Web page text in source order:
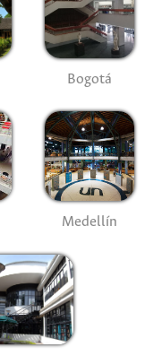
Bogotá
Medellín